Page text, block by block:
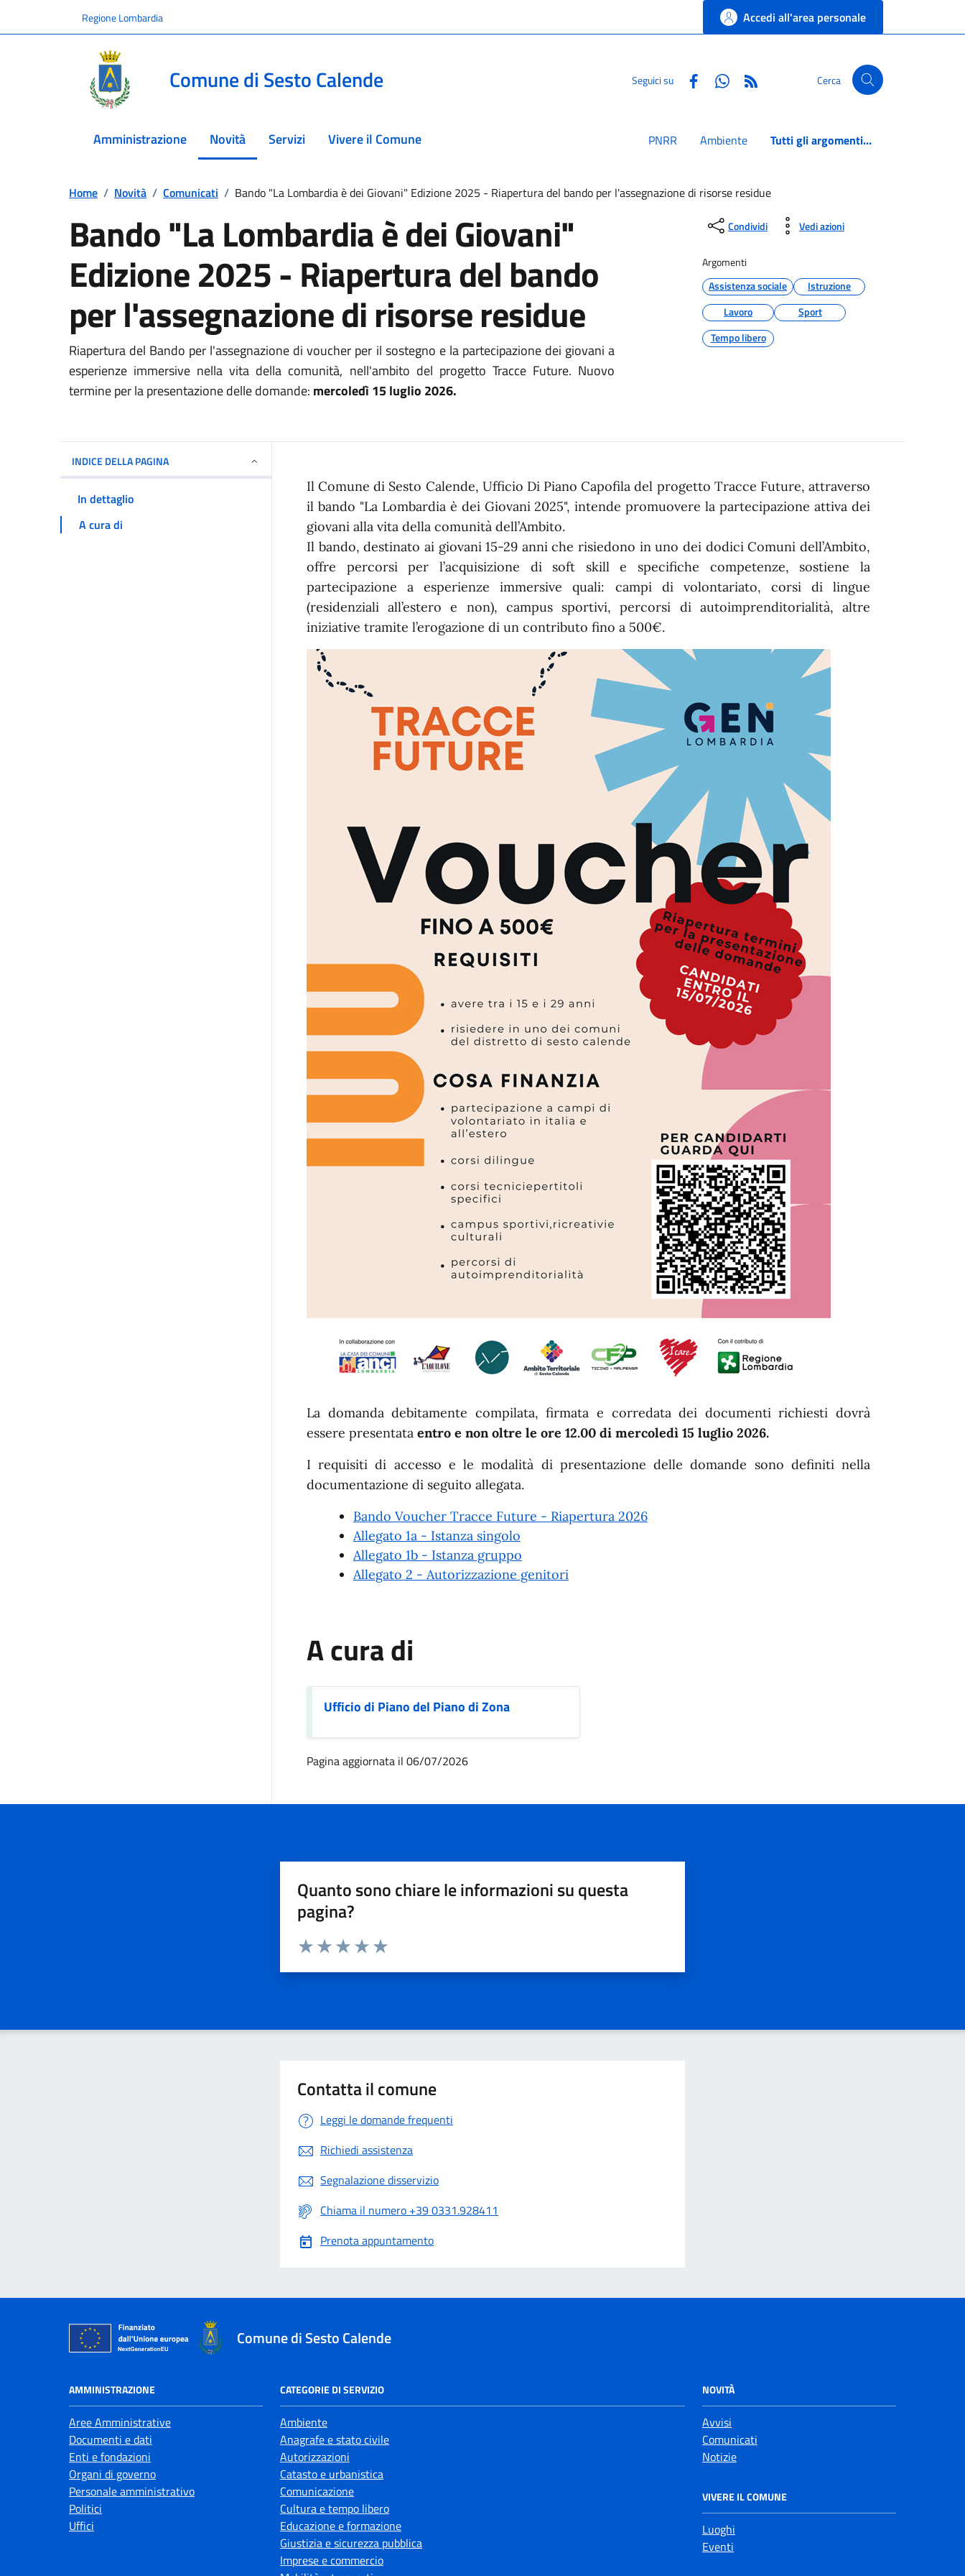
Regione Lombardia Accedi all'area personale
Comune di Sesto Calende Seguici su FacebookWhatsapp Cerca
Amministrazione Novità
menu selezionato
Servizi Vivere il Comune PNRR Ambiente Tutti gli argomenti...
Home / Novità / Comunicati / Bando "La Lombardia è dei Giovani" Edizione 2025 - Riapertura del bando per l'assegnazione di risorse residue
Bando "La Lombardia è dei Giovani"
Edizione 2025 - Riapertura del bando
per l'assegnazione di risorse residue
Riapertura del Bando per l'assegnazione di voucher per il sostegno e la partecipazione dei giovani a
esperienze immersive nella vita della comunità, nell'ambito del progetto Tracce Future. Nuovo
termine per la presentazione delle domande: mercoledì 15 luglio 2026.
Condividi Vedi azioni
Argomenti
Assistenza sociale
Istruzione
Lavoro
Sport
Tempo libero
INDICE DELLA PAGINA
In dettaglio
A cura di
In dettaglio
Il Comune di Sesto Calende, Ufficio Di Piano Capofila del progetto Tracce Future, attraverso
il bando "La Lombardia è dei Giovani 2025", intende promuovere la partecipazione attiva dei
giovani alla vita della comunità dell’Ambito.
Il bando, destinato ai giovani 15-29 anni che risiedono in uno dei dodici Comuni dell’Ambito,
offre percorsi per l’acquisizione di soft skill e specifiche competenze, sostiene la
partecipazione a esperienze immersive quali: campi di volontariato, corsi di lingue
(residenziali all’estero e non), campus sportivi, percorsi di autoimprenditorialità, altre
iniziative tramite l’erogazione di un contributo fino a 500€.
La domanda debitamente compilata, firmata e corredata dei documenti richiesti dovrà
essere presentata entro e non oltre le ore 12.00 di mercoledì 15 luglio 2026.
I requisiti di accesso e le modalità di presentazione delle domande sono definiti nella
documentazione di seguito allegata.
Bando Voucher Tracce Future - Riapertura 2026
Allegato 1a - Istanza singolo
Allegato 1b - Istanza gruppo
Allegato 2 - Autorizzazione genitori
A cura di
Ufficio di Piano del Piano di Zona
Pagina aggiornata il 06/07/2026
Quanto sono chiare le informazioni su questa
pagina?
Valuta da 1 a 5 stelle la pagina
Contatta il comune
Leggi le domande frequenti
Richiedi assistenza
Segnalazione disservizio
Chiama il numero +39 0331.928411
Prenota appuntamento
Comune di Sesto Calende
AMMINISTRAZIONE
Aree Amministrative
Documenti e dati
Enti e fondazioni
Organi di governo
Personale amministrativo
Politici
Uffici
CATEGORIE DI SERVIZIO
Ambiente
Anagrafe e stato civile
Autorizzazioni
Catasto e urbanistica
Comunicazione
Cultura e tempo libero
Educazione e formazione
Giustizia e sicurezza pubblica
Imprese e commercio
NOVITÀ
Avvisi
Comunicati
Notizie
VIVERE IL COMUNE
Luoghi
Eventi